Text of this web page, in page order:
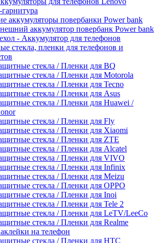
аккумуляторы повербанки Power bank
аккумулятор повербанк Power bank
- Аккумулятор для телефонов
стекла, пленки для телефонов и
стекла / Пленки для BQ
стекла / Пленки для Motorola
стекла / Пленки для Tecno
стекла / Пленки для Asus
стекла / Пленки для Huawei /
стекла / Пленки для Fly
стекла / Пленки для Xiaomi
стекла / Пленки для ZTE
стекла / Пленки для Alcatel
стекла / Пленки для VIVO
стекла / Пленки для Infinix
стекла / Пленки для Meizu
стекла / Пленки для OPPO
стекла / Пленки для Inoi
стекла / Пленки для Tele 2
стекла / Пленки для LeTV/LeeCo
стекла / Пленки для Realme
на телефон
стекла / Пленки для HTC